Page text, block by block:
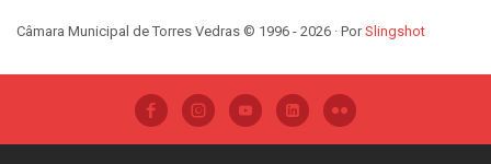
Câmara Municipal de Torres Vedras © 1996 - 2026 · PorSlingshot